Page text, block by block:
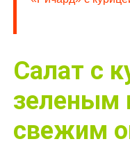
Салат с
зеленым
свежим